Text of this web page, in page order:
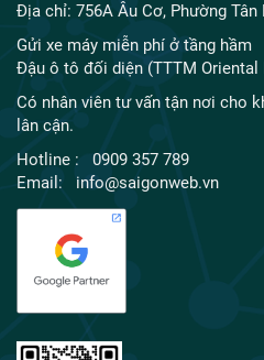
Địa chỉ: 756A Âu Cơ, Phường Tân
Gửi xe máy miễn phí ở tầng hầm
Đậu ô tô đối diện (TTTM Oriental
Có nhân viên tư vấn tận nơi cho
lân cận.
Hotline : 0909 357 789
Email: info@saigonweb.vn